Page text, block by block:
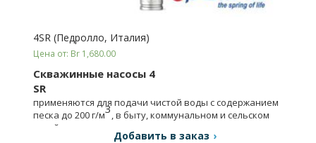
4SR (Педролло, Италия)
Цена от: Br 1,680.00
Скважинные насосы 4
SR
применяются для подачи чистой воды с содержанием
песка до 200 г/м3, в быту, коммунальном и сельском
хозяйстве, в промышленности и т.д.
Добавить в заказ